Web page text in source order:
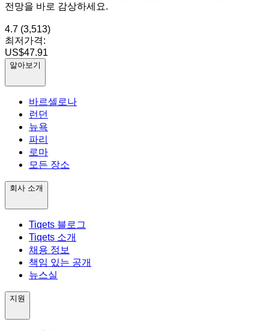
전망을 바로 감상하세요.
4.7 (3,513)
최저가격:
US$47.91
알아보기
바르셀로나
런던
뉴욕
파리
로마
모든 장소
회사 소개
Tiqets 블로그
Tiqets 소개
채용 정보
책임 있는 공개
뉴스실
지원